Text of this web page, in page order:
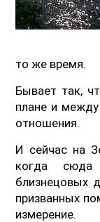
то же время.
Бывает так,
плане и
отношения.
И сейчас на
когда сюда
близнецовых
призванных
измерение.